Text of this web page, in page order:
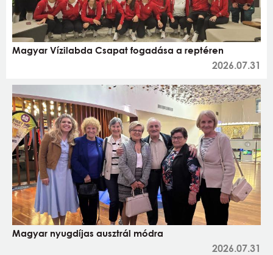
Magyar Vízilabda Csapat fogadása a reptéren
2026.07.31
Magyar nyugdíjas ausztrál módra
2026.07.31